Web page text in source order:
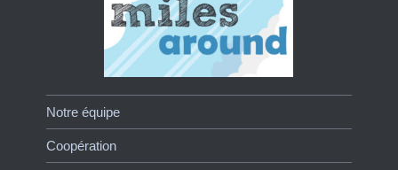
Notre équipe
Coopération